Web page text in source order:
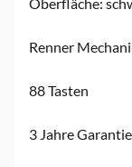
Renner
88 Tasten
3 Jahre Garantie